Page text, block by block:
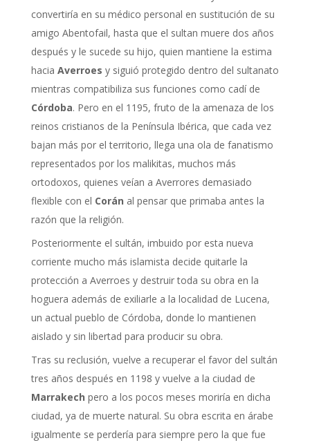
convertiría en su médico personal en sustitución de su
amigo Abentofail, hasta que el sultan muere dos años
después y le sucede su hijo, quien mantiene la estima
hacia Averroes y siguió protegido dentro del sultanato
mientras compatibiliza sus funciones como cadí de
Córdoba. Pero en el 1195, fruto de la amenaza de los
reinos cristianos de la Península Ibérica, que cada vez
bajan más por el territorio, llega una ola de fanatismo
representados por los malikitas, muchos más
ortodoxos, quienes veían a Averrores demasiado
flexible con el Corán al pensar que primaba antes la
razón que la religión.
Posteriormente el sultán, imbuido por esta nueva
corriente mucho más islamista decide quitarle la
protección a Averroes y destruir toda su obra en la
hoguera además de exiliarle a la localidad de Lucena,
un actual pueblo de Córdoba, donde lo mantienen
aislado y sin libertad para producir su obra.
Tras su reclusión, vuelve a recuperar el favor del sultán
tres años después en 1198 y vuelve a la ciudad de
Marrakech pero a los pocos meses moriría en dicha
ciudad, ya de muerte natural. Su obra escrita en árabe
igualmente se perdería para siempre pero la que fue